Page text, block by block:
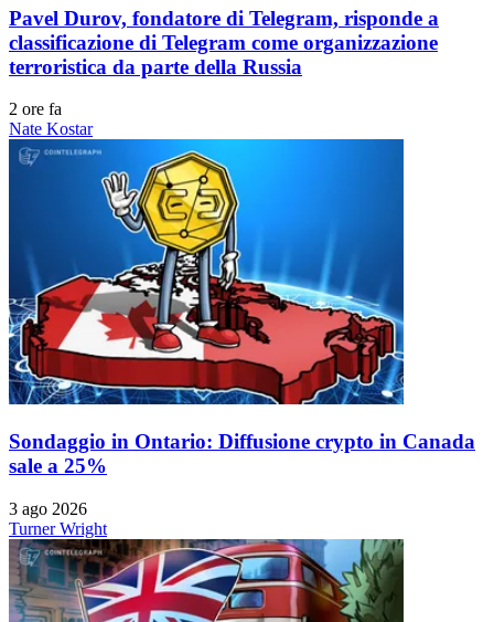
Pavel Durov, fondatore di Telegram, risponde a
classificazione di Telegram come organizzazione
terroristica da parte della Russia
2 ore fa
Nate Kostar
Sondaggio in Ontario: Diffusione crypto in Canada
sale a 25%
3 ago 2026
Turner Wright